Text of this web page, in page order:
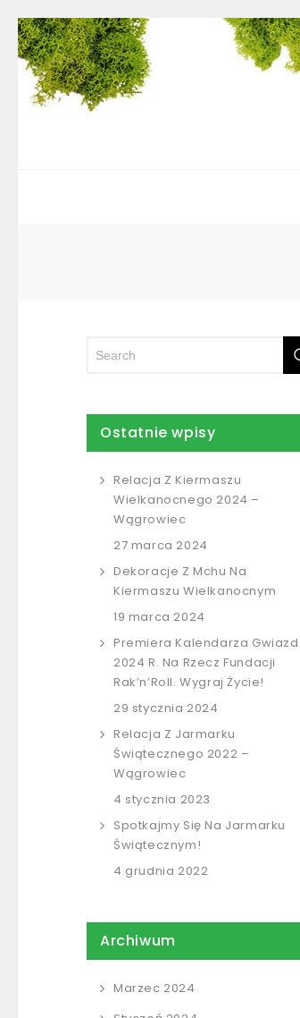
Ostatnie wpisy
Relacja Z Kiermaszu
Wielkanocnego 2024 –
Wągrowiec
27 marca 2024
Dekoracje Z Mchu Na
Kiermaszu Wielkanocnym
19 marca 2024
Premiera Kalendarza Gwiazd
2024 R. Na Rzecz Fundacji
Rak’n’Roll. Wygraj Życie!
29 stycznia 2024
Relacja Z Jarmarku
Świątecznego 2022 –
Wągrowiec
4 stycznia 2023
Spotkajmy Się Na Jarmarku
Świątecznym!
4 grudnia 2022
Archiwum
Marzec 2024